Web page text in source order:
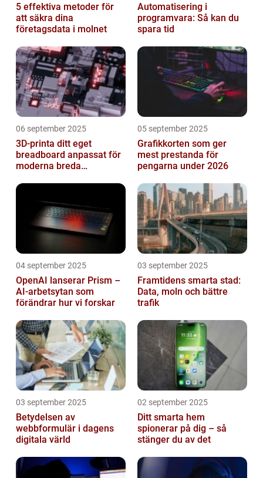
5 effektiva metoder för
att säkra dina
företagsdata i molnet
Automatisering i
programvara: Så kan du
spara tid
06 september 2025
3D-printa ditt eget
breadboard anpassat för
moderna breda
05 september 2025
Grafikkorten som ger
mest prestanda för
pengarna under 2026
04 september 2025
OpenAI lanserar Prism –
AI-arbetsytan som
förändrar hur vi forskar
03 september 2025
Framtidens smarta stad:
Data, moln och bättre
trafik
03 september 2025
Betydelsen av
webbformulär i dagens
digitala värld
02 september 2025
Ditt smarta hem
spionerar på dig – så
stänger du av det